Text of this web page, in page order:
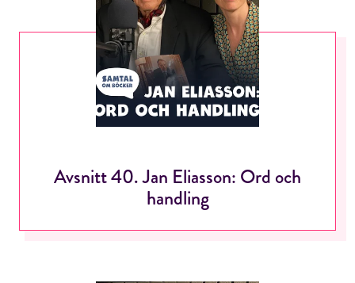
RÖSTA
Jag accepterar villkoren.
RÖSTA
Avsnitt 40. Jan Eliasson: Ord och
handling